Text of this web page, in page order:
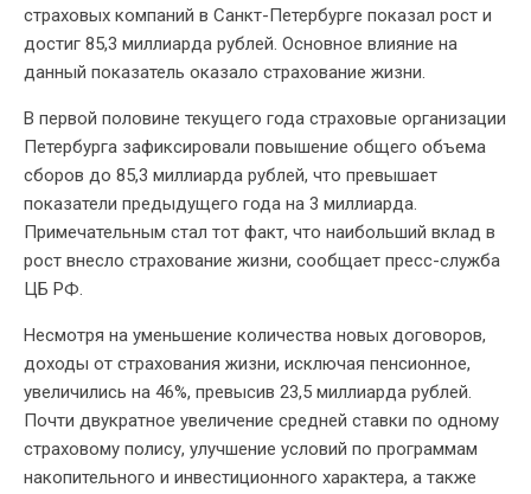
страховых компаний в Санкт-Петербурге показал рост и
достиг 85,3 миллиарда рублей. Основное влияние на
данный показатель оказало страхование жизни.
В первой половине текущего года страховые организации
Петербурга зафиксировали повышение общего объема
сборов до 85,3 миллиарда рублей, что превышает
показатели предыдущего года на 3 миллиарда.
Примечательным стал тот факт, что наибольший вклад в
рост внесло страхование жизни, сообщает пресс-служба
ЦБ РФ.
Несмотря на уменьшение количества новых договоров,
доходы от страхования жизни, исключая пенсионное,
увеличились на 46%, превысив 23,5 миллиарда рублей.
Почти двукратное увеличение средней ставки по одному
страховому полису, улучшение условий по программам
накопительного и инвестиционного характера, а также